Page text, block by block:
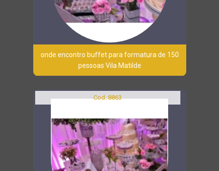
onde encontro buffet para formatura de 150
pessoas Vila Matilde
Cod.:8863